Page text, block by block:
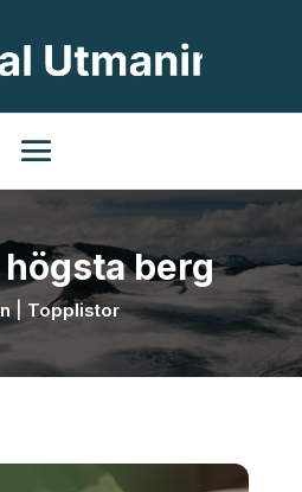
högsta berg
| Topplistor